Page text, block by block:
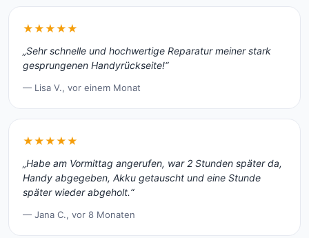
★★★★★
„Sehr schnelle und hochwertige Reparatur meiner stark
gesprungenen Handyrückseite!“
— Lisa V., vor einem Monat
★★★★★
„Habe am Vormittag angerufen, war 2 Stunden später da,
Handy abgegeben, Akku getauscht und eine Stunde
später wieder abgeholt.“
— Jana C., vor 8 Monaten